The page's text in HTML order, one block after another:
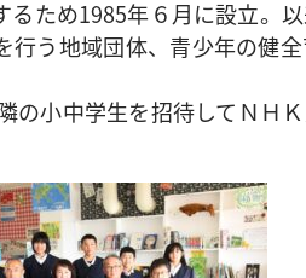
ため1985年６月に設立。
う地域団体、青少年の健
小中学生を招待してＮＨ